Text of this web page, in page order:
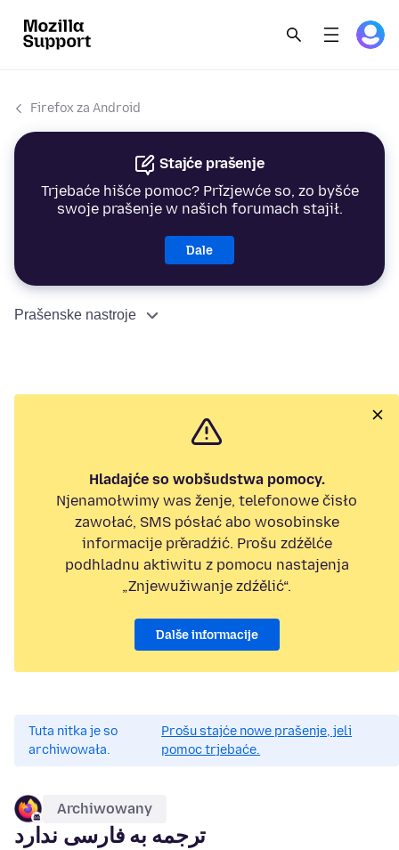
Firefox za Android
Stajće prašenje
Trjebaće hišće pomoc? Přizjewće so, zo byšće
swoje prašenje w našich forumach stajił.
Dale
Prašenske nastroje
Hladajće so wobšudstwa pomocy.
Njenamołwimy was ženje, telefonowe čisło
zawołać, SMS pósłać abo wosobinske
informacije přeradźić. Prošu zdźělće
podhladnu aktiwitu z pomocu nastajenja
„Znjewužiwanje zdźělić“.
Dalše informacije
Tuta nitka je so
archiwowała.
Prošu stajće nowe prašenje, jeli
pomoc trjebaće.
Archiwowany
ترجمه به فارسی ندارد